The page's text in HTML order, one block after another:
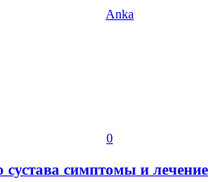
Anka
0
сустава симптомы и лечение